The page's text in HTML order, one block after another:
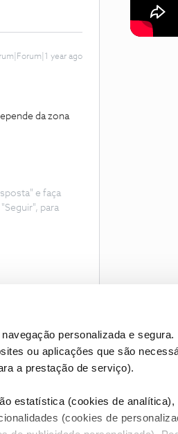
personalizada e segura.
ou aplicações que são
a prestação de serviço).
estatística (cookies de analítica),
(cookies de
year ago
da zona
e faça
para
statement